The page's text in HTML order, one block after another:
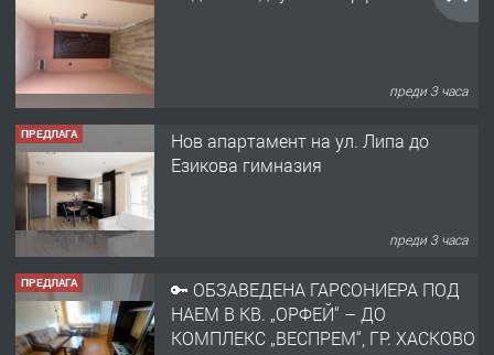
ПРЕДЛАГА
Нов апартамент на ул. Липа до
Езикова гимназия
ПРЕДЛАГА
🔑 ОБЗАВЕДЕНА ГАРСОНИЕРА ПОД
НАЕМ В КВ. „ОРФЕЙ“ – ДО
КОМПЛЕКС „ВЕСПРЕМ“, ГР. ХАСКОВО